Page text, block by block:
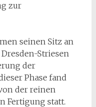
zur
seinen Sitz an
Striesen
der
Phase fand
der reinen
Fertigung statt.